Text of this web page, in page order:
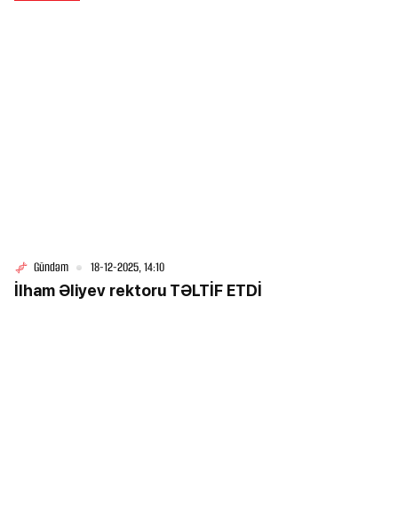
Gündəm 18-12-2025, 14:10
İlham Əliyev rektoru TƏLTİF ETDİ